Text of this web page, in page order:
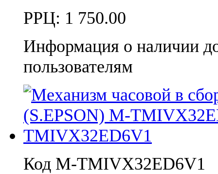
РРЦ: 1 750.00
Информация о наличии
пользователям
Код M-TMIVX32ED6V1